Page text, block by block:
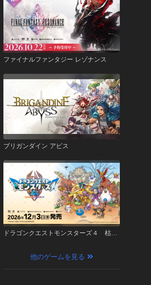
ファイナルファンタジー レゾナンス
ブリガンダイン アビス
ドラゴンクエストモンスターズ４ 枯れ
他のゲームを見る